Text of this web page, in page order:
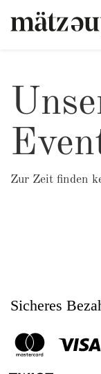
Zur Zeit finden
Sicheres